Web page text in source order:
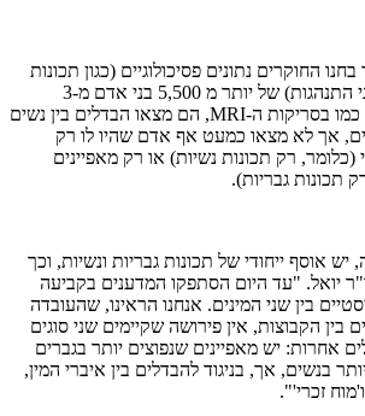
החוקרים נתונים פסיכולוגיים (כגון תכונות
אישיות, עמדות, מאפייני התנהגות) של יותר מ 5,500 בני אדם מ-3
מאגרים שונים. גם כאן, כמו בסריקות ה-MRI, הם מצאו הבדלים בין נשים
אך לא מצאו כמעט אף אדם שהיו לו רק
רק תכונות נשיות) או רק מאפיינים
תכונות גבריות).
אוסף ייחודי של תכונות גבריות ונשיות, וכך
יואל. "עד היום הסתפקו המדענים בקביעה
בין שני המינים. אנחנו הראינו, שהעובדה
הקבוצות, אין פירושה שקיימים שני סוגים
אחרות: יש מאפיינים שנפוצים יותר בגברים
בנשים, אך, בניגוד להבדלים בין איברי המין,
זכרי'".